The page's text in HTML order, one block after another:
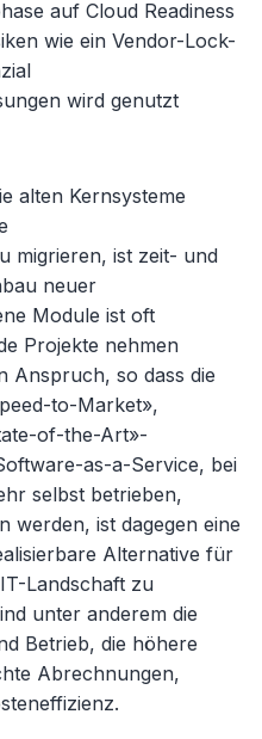
auf Cloud Readiness
wie ein Vendor-Lock-
wird genutzt
alten Kernsysteme
migrieren, ist zeit- und
neuer
Module ist oft
Projekte nehmen
Anspruch, so dass die
to-Market»,
of-the-Art»-
as-a-Service, bei
selbst betrieben,
werden, ist dagegen eine
Alternative für
Landschaft zu
unter anderem die
Betrieb, die höhere
Abrechnungen,